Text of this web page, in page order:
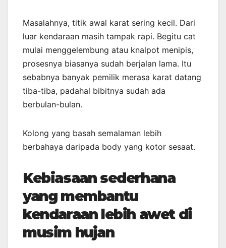
Masalahnya, titik awal karat sering kecil. Dari
luar kendaraan masih tampak rapi. Begitu cat
mulai menggelembung atau knalpot menipis,
prosesnya biasanya sudah berjalan lama. Itu
sebabnya banyak pemilik merasa karat datang
tiba-tiba, padahal bibitnya sudah ada
berbulan-bulan.
Kolong yang basah semalaman lebih
berbahaya daripada body yang kotor sesaat.
Kebiasaan sederhana
yang membantu
kendaraan lebih awet di
musim hujan